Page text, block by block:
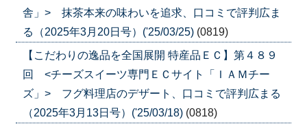
舎」> 抹茶本来の味わいを追求、口コミで評判広ま
る（2025年3月20日号）('25/03/25) (0819)
【こだわりの逸品を全国展開 特産品ＥＣ】第４８９
回 <チーズスイーツ専門ＥＣサイト「ＩＡＭチー
ズ」> フグ料理店のデザート、口コミで評判広まる
（2025年3月13日号）('25/03/18) (0818)